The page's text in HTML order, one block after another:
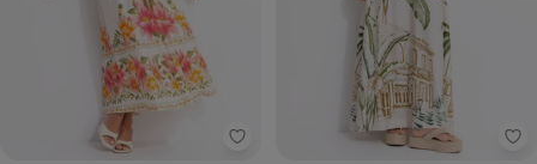
Farm - Vestido Midi Cropped